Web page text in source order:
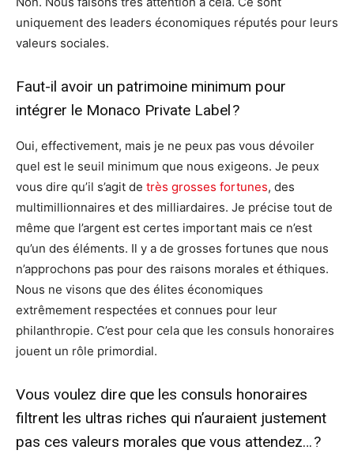
uniquement des leaders économiques réputés pour leurs
valeurs sociales.
Faut-il avoir un patrimoine minimum pour
intégrer le Monaco Private Label ?
Oui, effectivement, mais je ne peux pas vous dévoiler
quel est le seuil minimum que nous exigeons. Je peux
vous dire qu’il s’agit de très grosses fortunes, des
multimillionnaires et des milliardaires. Je précise tout de
même que l’argent est certes important mais ce n’est
qu’un des éléments. Il y a de grosses fortunes que nous
n’approchons pas pour des raisons morales et éthiques.
Nous ne visons que des élites économiques
extrêmement respectées et connues pour leur
philanthropie. C’est pour cela que les consuls honoraires
jouent un rôle primordial.
Vous voulez dire que les consuls honoraires
filtrent les ultras riches qui n’auraient justement
pas ces valeurs morales que vous attendez… ?